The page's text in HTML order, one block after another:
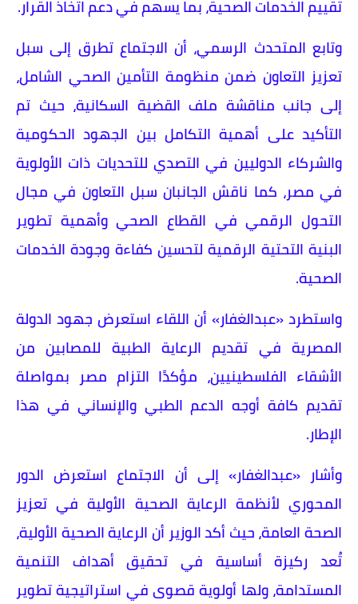
تقييم الخدمات الصحية، بما يسهم في دعم اتخاذ القرار.
وتابع المتحدث الرسمي، أن الاجتماع تطرق إلى سبل
تعزيز التعاون ضمن منظومة التأمين الصحي الشامل،
إلى جانب مناقشة ملف القضية السكانية، حيث تم
التأكيد على أهمية التكامل بين الجهود الحكومية
والشركاء الدوليين في التصدي للتحديات ذات الأولوية
في مصر، كما ناقش الجانبان سبل التعاون في مجال
التحول الرقمي في القطاع الصحي وأهمية تطوير
البنية التحتية الرقمية لتحسين كفاءة وجودة الخدمات
الصحية.
واستطرد «عبدالغفار» أن اللقاء استعرض جهود الدولة
المصرية في تقديم الرعاية الطبية للمصابين من
الأشقاء الفلسطينيين، مؤكدًا التزام مصر بمواصلة
تقديم كافة أوجه الدعم الطبي والإنساني في هذا
الإطار.
وأشار «عبدالغفار» إلى أن الاجتماع استعرض الدور
المحوري لأنظمة الرعاية الصحية الأولية في تعزيز
الصحة العامة، حيث أكد الوزير أن الرعاية الصحية الأولية،
تُعد ركيزة أساسية في تحقيق أهداف التنمية
المستدامة، ولها أولوية قصوى في استراتيجية تطوير